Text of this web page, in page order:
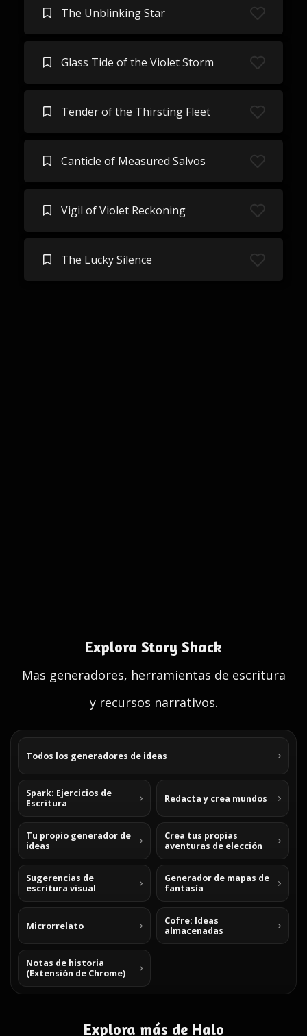
The Unblinking Star
Glass Tide of the Violet Storm
Tender of the Thirsting Fleet
Canticle of Measured Salvos
Vigil of Violet Reckoning
The Lucky Silence
Explora Story Shack
Mas generadores, herramientas de escritura
y recursos narrativos.
Todos los generadores de ideas
Spark: Ejercicios de
Escritura
Redacta y crea mundos
Tu propio generador de
ideas
Crea tus propias
aventuras de elección
Sugerencias de
escritura visual
Generador de mapas de
fantasía
Microrrelato
Cofre: Ideas
almacenadas
Notas de historia
(Extensión de Chrome)
Explora más de Halo